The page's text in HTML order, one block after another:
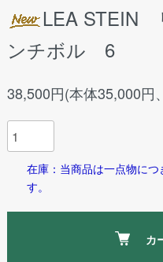
LEA STEIN
ンチボル 6
38,500円(本体35,000円
在庫：当商品は一点物に
す。
カ